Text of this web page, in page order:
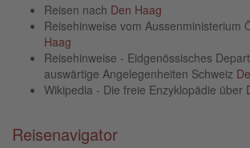
Reisen nach Den Haag
Reisehinweise vom Aussenministerium
Haag
Reisehinweise - Eidgenössisches
auswärtige Angelegenheiten Schweiz
Wikipedia - Die freie Enzyklopädie über
Reisenavigator